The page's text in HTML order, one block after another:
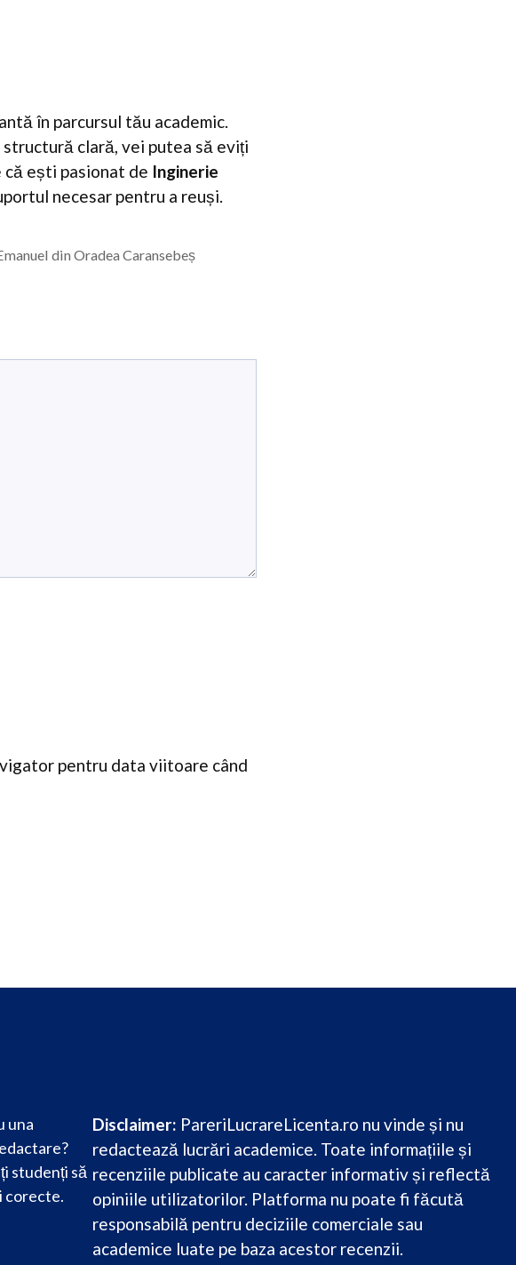
în parcursul tău academic.
clară, vei putea să eviți
că ești pasionat de Inginerie
necesar pentru a reuși.
din Oradea Caransebeș
pentru data viitoare când
una
studenți să
corecte.
Disclaimer: PareriLucrareLicenta.ro nu vinde și nu
redactează lucrări academice. Toate informațiile și
recenziile publicate au caracter informativ și reflectă
opiniile utilizatorilor. Platforma nu poate fi făcută
responsabilă pentru deciziile comerciale sau
academice luate pe baza acestor recenzii.